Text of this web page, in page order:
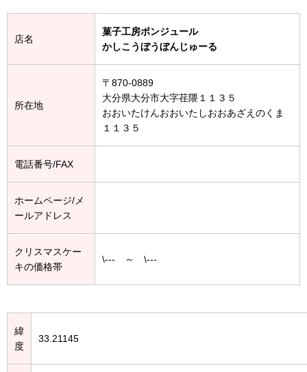
店名
菓子工房ボンジュール
かしこうぼうぼんじゅーる
所在地
〒870-0889
大分県大分市大字荏隈１１３５
おおいたけんおおいたしおおあざえのくま
１１３５
電話番号/FAX
ホームページ/メ
ールアドレス
クリスマスケー
キの価格帯
\--- ～ \---
緯
度
33.21145